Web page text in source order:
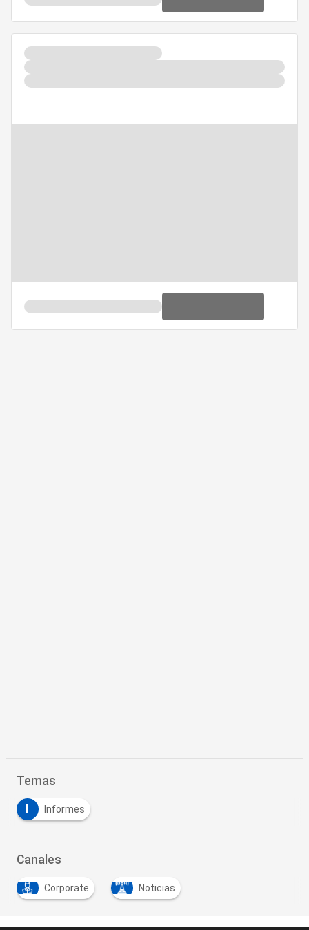
Temas
Informes
Canales
Corporate Noticias